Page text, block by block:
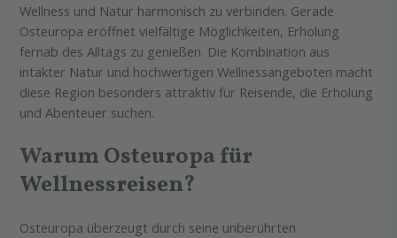
Wellness und Natur harmonisch zu verbinden. Gerade
Osteuropa eröffnet vielfältige Möglichkeiten, Erholung
fernab des Alltags zu genießen. Die Kombination aus
intakter Natur und hochwertigen Wellnessangeboten macht
diese Region besonders attraktiv für Reisende, die Erholung
und Abenteuer suchen.
Warum Osteuropa für
Wellnessreisen?
Osteuropa überzeugt durch seine unberührten